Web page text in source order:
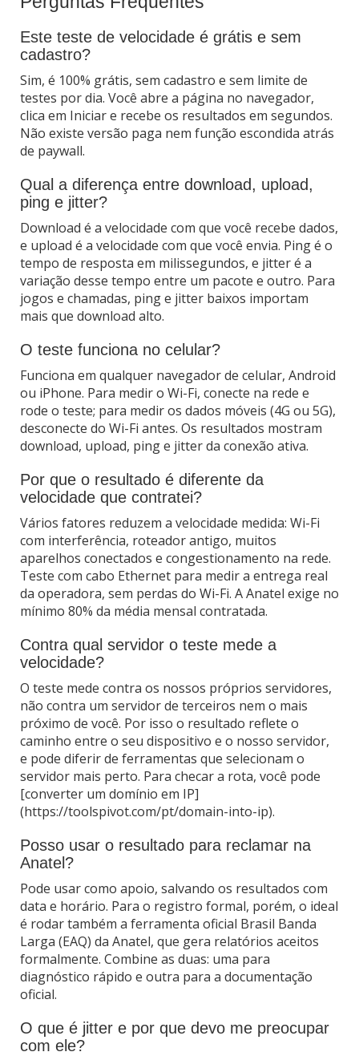
Este teste de velocidade é grátis e sem
cadastro?
Sim, é 100% grátis, sem cadastro e sem limite de
testes por dia. Você abre a página no navegador,
clica em Iniciar e recebe os resultados em segundos.
Não existe versão paga nem função escondida atrás
de paywall.
Qual a diferença entre download, upload,
ping e jitter?
Download é a velocidade com que você recebe dados,
e upload é a velocidade com que você envia. Ping é o
tempo de resposta em milissegundos, e jitter é a
variação desse tempo entre um pacote e outro. Para
jogos e chamadas, ping e jitter baixos importam
mais que download alto.
O teste funciona no celular?
Funciona em qualquer navegador de celular, Android
ou iPhone. Para medir o Wi-Fi, conecte na rede e
rode o teste; para medir os dados móveis (4G ou 5G),
desconecte do Wi-Fi antes. Os resultados mostram
download, upload, ping e jitter da conexão ativa.
Por que o resultado é diferente da
velocidade que contratei?
Vários fatores reduzem a velocidade medida: Wi-Fi
com interferência, roteador antigo, muitos
aparelhos conectados e congestionamento na rede.
Teste com cabo Ethernet para medir a entrega real
da operadora, sem perdas do Wi-Fi. A Anatel exige no
mínimo 80% da média mensal contratada.
Contra qual servidor o teste mede a
velocidade?
O teste mede contra os nossos próprios servidores,
não contra um servidor de terceiros nem o mais
próximo de você. Por isso o resultado reflete o
caminho entre o seu dispositivo e o nosso servidor,
e pode diferir de ferramentas que selecionam o
servidor mais perto. Para checar a rota, você pode
[converter um domínio em IP]
(https://toolspivot.com/pt/domain-into-ip).
Posso usar o resultado para reclamar na
Anatel?
Pode usar como apoio, salvando os resultados com
data e horário. Para o registro formal, porém, o ideal
é rodar também a ferramenta oficial Brasil Banda
Larga (EAQ) da Anatel, que gera relatórios aceitos
formalmente. Combine as duas: uma para
diagnóstico rápido e outra para a documentação
oficial.
O que é jitter e por que devo me preocupar
com ele?